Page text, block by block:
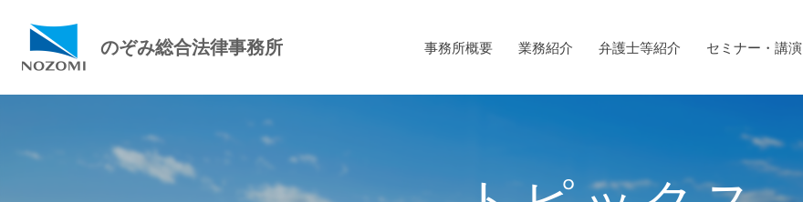
のぞみ総合法律事務所 事務所概要 業務紹介 弁護士等紹介 セミナー・講演